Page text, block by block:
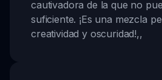
cautivadora de la que no
suficiente. ¡Es una mezcla
creatividad y oscuridad!,,